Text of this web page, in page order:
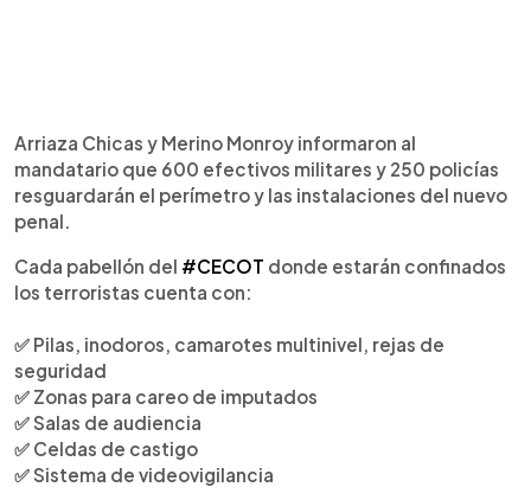
Arriaza Chicas y Merino Monroy informaron al
mandatario que 600 efectivos militares y 250 policías
resguardarán el perímetro y las instalaciones del nuevo
penal.
Cada pabellón del #CECOT donde estarán confinados
los terroristas cuenta con:
✅ Pilas, inodoros, camarotes multinivel, rejas de
seguridad
✅ Zonas para careo de imputados
✅ Salas de audiencia
✅ Celdas de castigo
✅ Sistema de videovigilancia